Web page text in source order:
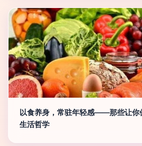
以食养身，常驻年轻感——那些让你
生活哲学